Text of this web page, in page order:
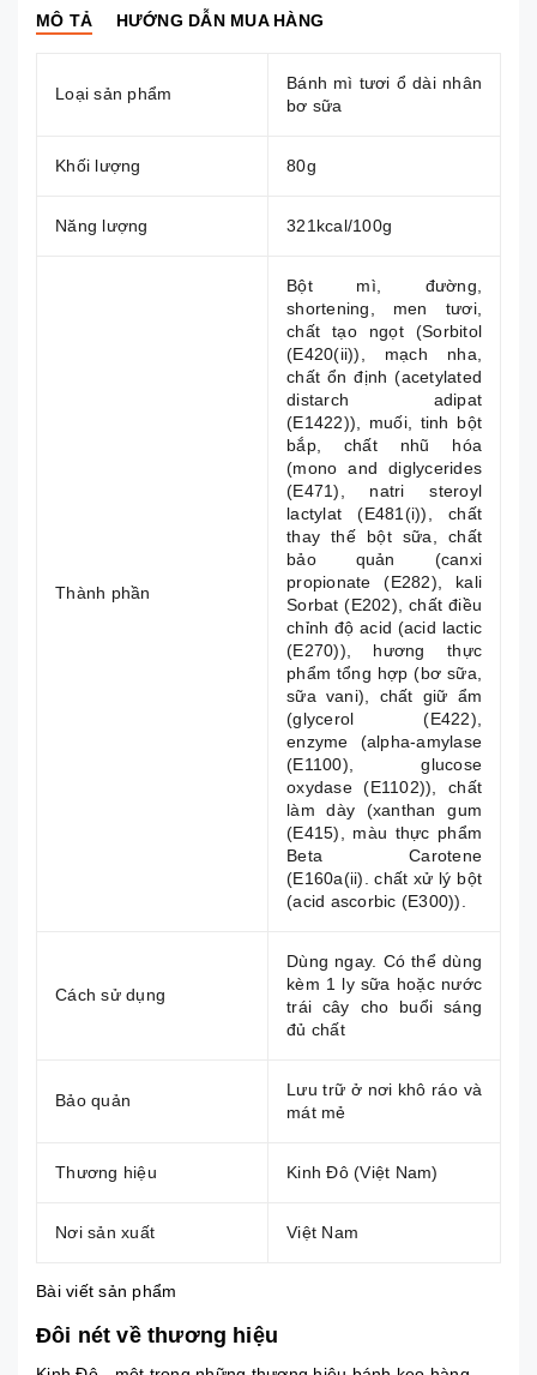
MÔ TẢ HƯỚNG DẪN MUA HÀNG
Loại sản phẩm
Bánh mì tươi ổ dài nhân
bơ sữa
Khối lượng 80g
Năng lượng 321kcal/100g
Thành phần
Bột mì, đường,
shortening, men tươi,
chất tạo ngọt (Sorbitol
(E420(ii)), mạch nha,
chất ổn định (acetylated
distarch adipat
(E1422)), muối, tinh bột
bắp, chất nhũ hóa
(mono and diglycerides
(E471), natri steroyl
lactylat (E481(i)), chất
thay thế bột sữa, chất
bảo quản (canxi
propionate (E282), kali
Sorbat (E202), chất điều
chỉnh độ acid (acid lactic
(E270)), hương thực
phẩm tổng hợp (bơ sữa,
sữa vani), chất giữ ẩm
(glycerol (E422),
enzyme (alpha-amylase
(E1100), glucose
oxydase (E1102)), chất
làm dày (xanthan gum
(E415), màu thực phẩm
Beta Carotene
(E160a(ii). chất xử lý bột
(acid ascorbic (E300)).
Cách sử dụng
Dùng ngay. Có thể dùng
kèm 1 ly sữa hoặc nước
trái cây cho buổi sáng
đủ chất
Bảo quản
Lưu trữ ở nơi khô ráo và
mát mẻ
Thương hiệu Kinh Đô (Việt Nam)
Nơi sản xuất Việt Nam
Bài viết sản phẩm
Đôi nét về thương hiệu